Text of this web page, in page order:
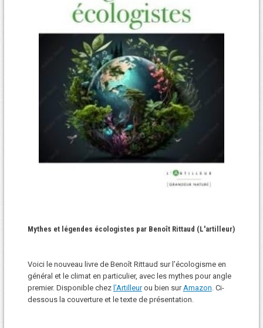
Mythes et légendes écologistes par Benoît Rittaud (L'artilleur)
Voici le nouveau livre de Benoît Rittaud sur l’écologisme en
général et le climat en particulier, avec les mythes pour angle
premier. Disponible chez l’Artilleurou bien sur Amazon . Ci-
dessous la couverture et le texte de présentation.